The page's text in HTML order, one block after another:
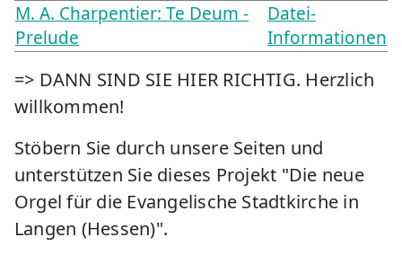
M. A. Charpentier: Te Deum -
Prelude
Datei-
Informationen
=> DANN SIND SIE HIER RICHTIG. Herzlich
willkommen!
Stöbern Sie durch unsere Seiten und
unterstützen Sie dieses Projekt "Die neue
Orgel für die Evangelische Stadtkirche in
Langen (Hessen)".